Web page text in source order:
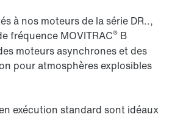
à nos moteurs de la série DR..,
fréquence MOVITRAC® B
moteurs asynchrones et des
pour atmosphères explosibles
exécution standard sont idéaux